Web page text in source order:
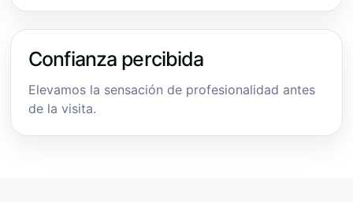
Confianza percibida
Elevamos la sensación de profesionalidad antes
de la visita.